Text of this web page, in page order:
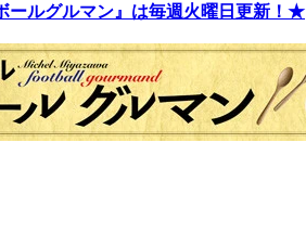
ルグルマン』は毎週火曜日更新！★